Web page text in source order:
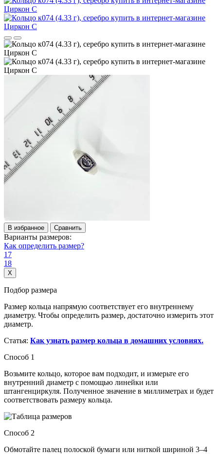
В избранное Сравнить
Варианты размеров:
Как определить размер?
17
18
X
Подбор размера
Размер кольца напрямую соответствует его внутреннему
диаметру. Чтобы определить размер, достаточно измерить этот
диаметр.
Статья: Как узнать размер кольца в домашних условиях.
Способ 1
Возьмите кольцо, которое вам подходит, и измерьте его
внутренний диаметр с помощью линейки или
штангенциркуля. Полученное значение в миллиметрах и будет
соответствовать размеру кольца.
Способ 2
Обмотайте палец полоской бумаги или ниткой шириной 3–4